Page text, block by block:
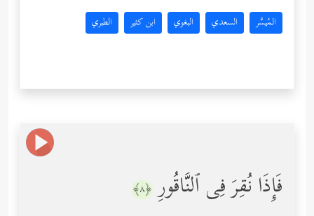
المُيسَّر السعدي البغوي ابن كثير الطبري
فَإِذَا نُقِرَ فِی ٱلنَّاقُورِ ﴿٨﴾